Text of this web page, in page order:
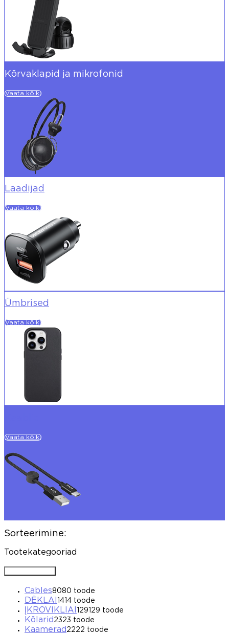
Kõrvaklapid ja mikrofonid
Vaata kõiki
Laadijad
Vaata kõiki
Ümbrised
Vaata kõiki
Vaata kõiki
Sorteerimine:
Tootekategooriad
Cables8080 toode
DĖKLAI 14 14 toode
ĮKROVIKLIAI 129 129 toode
Kõlarid 2323 toode
Kaamerad 2222 toode